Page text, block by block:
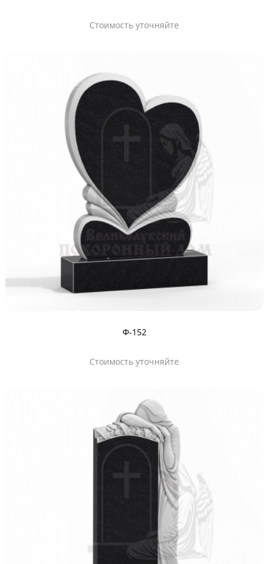
Стоимость уточняйте
Ф-152
Стоимость уточняйте